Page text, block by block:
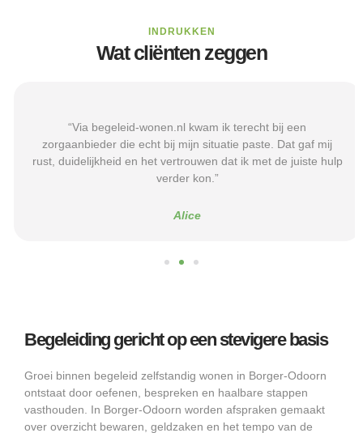
INDRUKKEN
Wat cliënten zeggen
“Via begeleid-wonen.nl kwam ik terecht bij een
zorgaanbieder die echt bij mijn situatie paste. Dat gaf mij
rust, duidelijkheid en het vertrouwen dat ik met de juiste hulp
verder kon.”
Alice
Begeleiding gericht op een stevigere basis
Groei binnen begeleid zelfstandig wonen in Borger-Odoorn
ontstaat door oefenen, bespreken en haalbare stappen
vasthouden. In Borger-Odoorn worden afspraken gemaakt
over overzicht bewaren, geldzaken en het tempo van de